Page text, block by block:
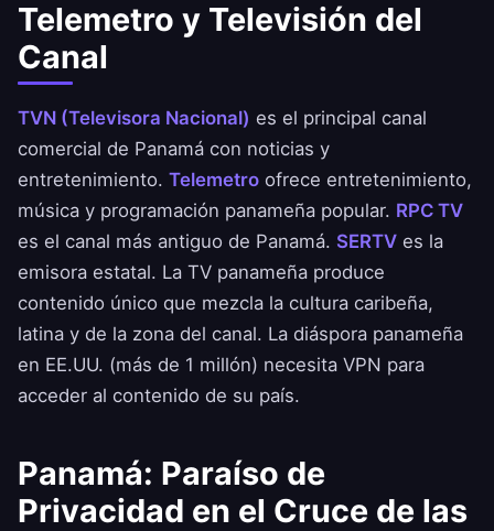
Telemetro y Televisión del
Canal
TVN (Televisora Nacional) es el principal canal
comercial de Panamá con noticias y
entretenimiento. Telemetro ofrece entretenimiento,
música y programación panameña popular. RPC TV
es el canal más antiguo de Panamá. SERTV es la
emisora estatal. La TV panameña produce
contenido único que mezcla la cultura caribeña,
latina y de la zona del canal. La diáspora panameña
en EE.UU. (más de 1 millón) necesita VPN para
acceder al contenido de su país.
Panamá: Paraíso de
Privacidad en el Cruce de las